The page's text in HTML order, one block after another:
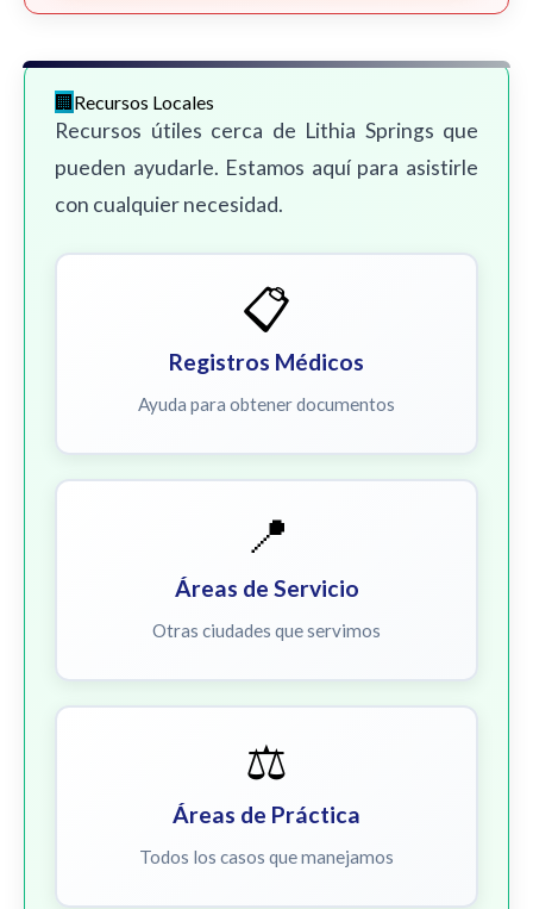
Recursos Locales
Recursos útiles cerca de Lithia Springs que
pueden ayudarle. Estamos aquí para asistirle
con cualquier necesidad.
📋
Registros Médicos
Ayuda para obtener documentos
📍
Áreas de Servicio
Otras ciudades que servimos
⚖️
Áreas de Práctica
Todos los casos que manejamos